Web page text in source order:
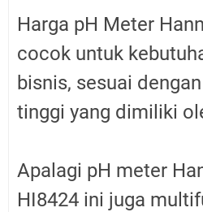
Harga pH Meter
cocok untuk
bisnis, sesuai
tinggi yang dimiliki
Apalagi pH meter
HI8424 ini juga